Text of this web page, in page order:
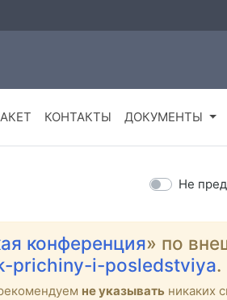
КОНТАКТЫ ДОКУМЕНТЫ
Не
конференция» по
prichiny-i-posledstviya.
не указывать никаких